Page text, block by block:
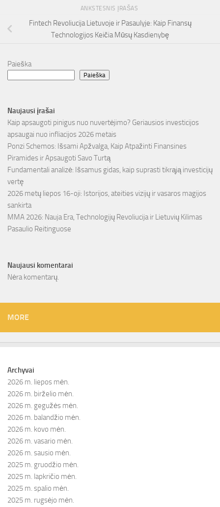
ANKSTESNIS ĮRAŠAS
Fintech Revoliucija Lietuvoje ir Pasaulyje: Kaip Finansų
Technologijos Keičia Mūsų Kasdienybę
Paieška
Paieška
Naujausi įrašai
Kaip apsaugoti pinigus nuo nuvertėjimo? Geriausios investicijos
apsaugai nuo infliacijos 2026 metais
Ponzi Schemos: Išsami Apžvalga, Kaip Atpažinti Finansines
Piramides ir Apsaugoti Savo Turtą
Fundamentali analizė: Išsamus gidas, kaip suprasti tikrąją investicijų
vertę
2026 metų liepos 16-oji: Istorijos, ateities vizijų ir vasaros magijos
sankirta
MMA 2026: Nauja Era, Technologijų Revoliucija ir Lietuvių Kilimas
Pasaulio Reitinguose
Naujausi komentarai
Nėra komentarų.
MORE
Archyvai
2026 m. liepos mėn.
2026 m. birželio mėn.
2026 m. gegužės mėn.
2026 m. balandžio mėn.
2026 m. kovo mėn.
2026 m. vasario mėn.
2026 m. sausio mėn.
2025 m. gruodžio mėn.
2025 m. lapkričio mėn.
2025 m. spalio mėn.
2025 m. rugsėjo mėn.